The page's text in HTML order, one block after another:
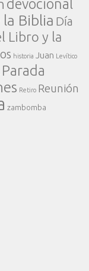
devocional
la Biblia Día
Libro y la
historia Juan Levítico
Parada
Retiro Reunión
zambomba